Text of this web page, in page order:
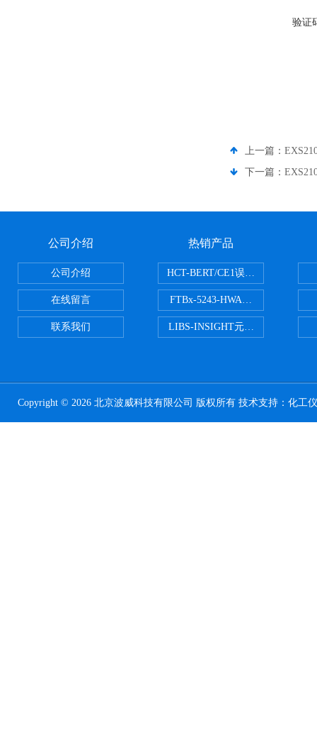
验证
上一篇：
下一篇：
公司介绍
公司介绍
在线留言
联系我们
热销产品
HCT-BERT/CE1误码测试仪
FTBx-5243-HWA光谱分析仪
LIBS-INSIGHT元素光谱分析仪
Copyright © 2026 北京波威科技有限公司 版权所有 技术支持： 化工